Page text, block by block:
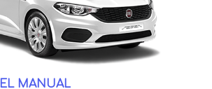
MANUAL